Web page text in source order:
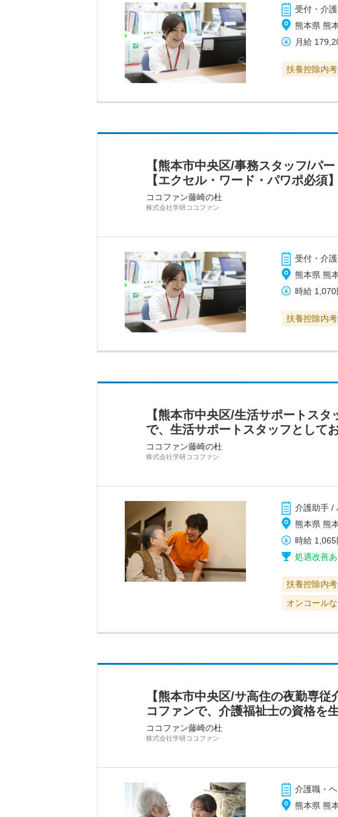
受付・介
熊本県 熊
月給
扶養控除内
【熊本市中央区/事務スタッフ/パ
【エクセル・ワード・パワポ必須】
ココファン藤崎の杜
株式会社学研ココファン
受付・介
熊本県 熊
時給 1,070
扶養控除内
【熊本市中央区/生活サポートス
で、生活サポートスタッフとして
ココファン藤崎の杜
株式会社学研ココファン
介護助手 /
熊本県 熊
時給 1,065
処遇改善あ
扶養控除内
オンコールな
【熊本市中央区/サ高住の夜勤専
コファンで、介護福祉士の資格を
ココファン藤崎の杜
株式会社学研ココファン
介護職・
熊本県 熊